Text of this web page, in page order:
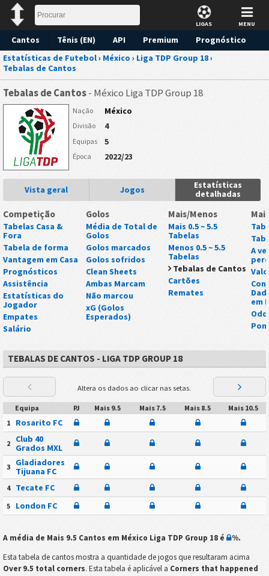
LIGAS MENU
Cantos Tênis (EN) API Premium
Prognóstico
Estatísticas de Futebol› México › Liga TDP Group 18›
Tebalas de Cantos
Tebalas de Cantos- México Liga TDP Group 18
Nação México
Divisão 4
Equipas 5
Época 2022/23
Vista geral Jogos
Estatísticas
detalhadas
Competição
Tabelas Casa &
Fora
Tabela de forma
Vantagem em Casa
Prognósticos
Assistência
Estatísticas do
Jogador
Empates
Salário
Golos
Média de Total de
Golos
Golos marcados
Golos sofridos
Clean Sheets
Ambas Marcam
Não marcou
xG (Golos
Esperados)
Mais/Menos
Mais 0.5 ~ 5.5
Tabelas
Menos 0.5 ~ 5.5
Tabelas
Tebalas de Cantos
Cartões
Remates
Mais
A
em
TEBALAS DE CANTOS - LIGA TDP GROUP 18
Altera os dados ao clicar nas setas.
Equipa PJ Mais 9.5 Mais 7.5 Mais 8.5
Mais 10.5
1
Rosarito FC
2
Club 40
Grados MXL
3
Gladiadores
Tijuana FC
4 Tecate FC
5 London FC
A média de Mais 9.5 Cantos em México Liga TDP Group 18 é %.
Esta tabela de cantos mostra a quantidade de jogos que resultaram acima
Over 9.5 total corners. Esta tabela é aplicável a Corners that happened